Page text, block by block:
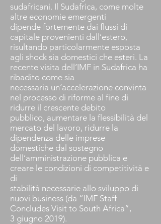
sudafricani. Il Sudafrica, come molte
altre economie emergenti
dipende fortemente dai flussi di
capitale provenienti dall’estero,
risultando particolarmente esposta
agli shock sia domestici che esteri. La
recente visita dell’IMF in Sudafrica ha
ribadito come sia
necessaria un’accelerazione convinta
nel processo di riforme al fine di
ridurre il crescente debito
pubblico, aumentare la flessibilità del
mercato del lavoro, ridurre la
dipendenza delle imprese
domestiche dal sostegno
dell’amministrazione pubblica e
creare le condizioni di competitività e
di
stabilità necessarie allo sviluppo di
nuovi business (da “IMF Staff
Concludes Visit to South Africa”,
3 giugno 2019).